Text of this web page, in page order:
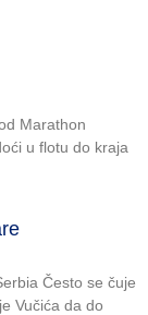
Marathon
u flotu do kraja
Često se čuje
Vučića da do